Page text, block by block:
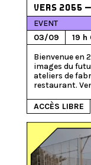
VERS 2055
03/09
19 h
Bienvenue en
images du
ateliers de
ACCÈS LIBRE
EVENT